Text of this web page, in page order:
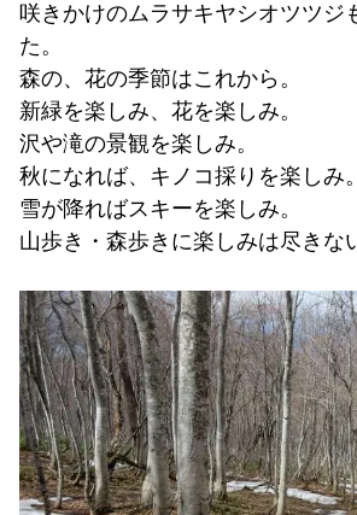
咲きかけのムラサキヤシオツツジ
た。
森の、花の季節はこれから。
新緑を楽しみ、花を楽しみ。
沢や滝の景観を楽しみ。
秋になれば、キノコ採りを楽しみ。
雪が降ればスキーを楽しみ。
山歩き・森歩きに楽しみは尽きな